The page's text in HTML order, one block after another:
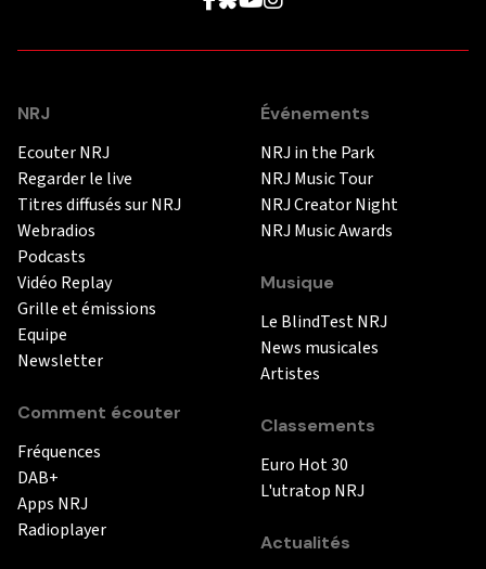
NRJ
Ecouter NRJ
Regarder le live
Titres diffusés sur NRJ
Webradios
Podcasts
Vidéo Replay
Grille et émissions
Equipe
Newsletter
Comment écouter
Fréquences
DAB+
Apps NRJ
Radioplayer
Événements
NRJ in the Park
NRJ Music Tour
NRJ Creator Night
NRJ Music Awards
Musique
Le BlindTest NRJ
News musicales
Artistes
Classements
Euro Hot 30
L'utratop NRJ
Actualités